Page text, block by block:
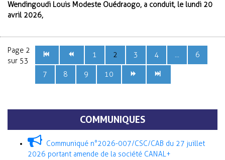
Wendingoudi Louis Modeste Ouédraogo, a conduit, le lundi 20
avril 2026,
Page 2
sur 53
1 2 3 4 ... 6
7 8 9 10
COMMUNIQUES
Communiqué n°2026-007/CSC/CAB du 27 juillet
2026 portant amende de la société CANAL+